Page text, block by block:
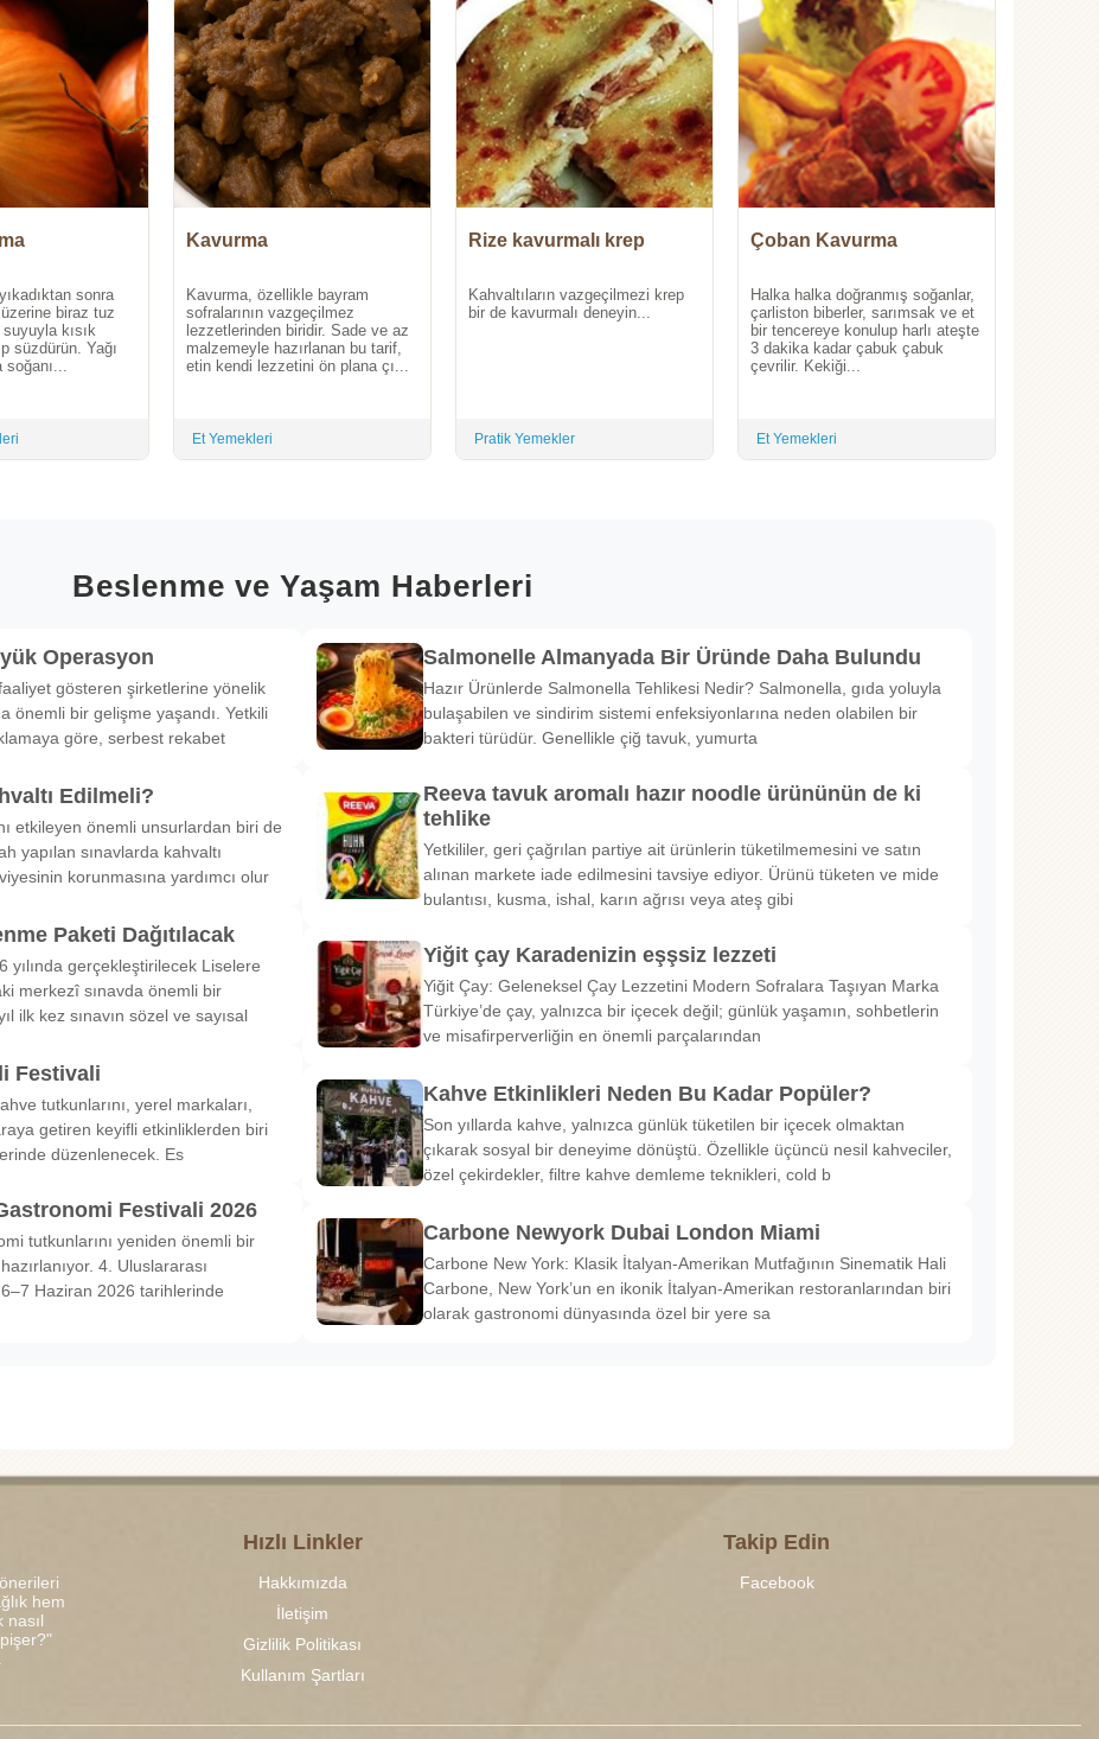
sonra
biraz tuz
kısık
süzdürün. Yağı
soğanı...
Kavurma
Kavurma, özellikle bayram
sofralarının vazgeçilmez
lezzetlerinden biridir. Sade ve az
malzemeyle hazırlanan bu tarif,
etin kendi lezzetini ön plana çı...
Et Yemekleri
Rize kavurmalı krep
Kahvaltıların vazgeçilmezi krep
bir de kavurmalı deneyin...
Pratik Yemekler
Çoban Kavurma
Halka halka doğranmış soğanlar,
çarliston biberler, sarımsak ve et
bir tencereye konulup harlı ateşte
3 dakika kadar çabuk çabuk
çevrilir. Kekiği...
Et Yemekleri
Beslenme ve Yaşam Haberleri
Operasyon
gösteren şirketlerine yönelik
önemli bir gelişme yaşandı. Yetkili
göre, serbest rekabet
Edilmeli?
etkileyen önemli unsurlardan biri de
yapılan sınavlarda kahvaltı
korunmasına yardımcı olur
Paketi Dağıtılacak
yılında gerçekleştirilecek Liselere
merkezî sınavda önemli bir
ilk kez sınavın sözel ve sayısal
Festivali
tutkunlarını, yerel markaları,
getiren keyifli etkinliklerden biri
düzenlenecek. Es
Festivali 2026
tutkunlarını yeniden önemli bir
4. Uluslararası
Haziran 2026 tarihlerinde
Salmonelle Almanyada Bir Üründe Daha Bulundu
Hazır Ürünlerde Salmonella Tehlikesi Nedir? Salmonella, gıda yoluyla
bulaşabilen ve sindirim sistemi enfeksiyonlarına neden olabilen bir
bakteri türüdür. Genellikle çiğ tavuk, yumurta
Reeva tavuk aromalı hazır noodle ürününün de ki
tehlike
Yetkililer, geri çağrılan partiye ait ürünlerin tüketilmemesini ve satın
alınan markete iade edilmesini tavsiye ediyor. Ürünü tüketen ve mide
bulantısı, kusma, ishal, karın ağrısı veya ateş gibi
Yiğit çay Karadenizin eşşsiz lezzeti
Yiğit Çay: Geleneksel Çay Lezzetini Modern Sofralara Taşıyan Marka
Türkiye’de çay, yalnızca bir içecek değil; günlük yaşamın, sohbetlerin
ve misafirperverliğin en önemli parçalarından
Kahve Etkinlikleri Neden Bu Kadar Popüler?
Son yıllarda kahve, yalnızca günlük tüketilen bir içecek olmaktan
çıkarak sosyal bir deneyime dönüştü. Özellikle üçüncü nesil kahveciler,
özel çekirdekler, filtre kahve demleme teknikleri, cold b
Carbone Newyork Dubai London Miami
Carbone New York: Klasik İtalyan-Amerikan Mutfağının Sinematik Hali
Carbone, New York’un en ikonik İtalyan-Amerikan restoranlarından biri
olarak gastronomi dünyasında özel bir yere sa
hem
Hızlı Linkler
Hakkımızda
İletişim
Gizlilik Politikası
Kullanım Şartları
Takip Edin
Facebook